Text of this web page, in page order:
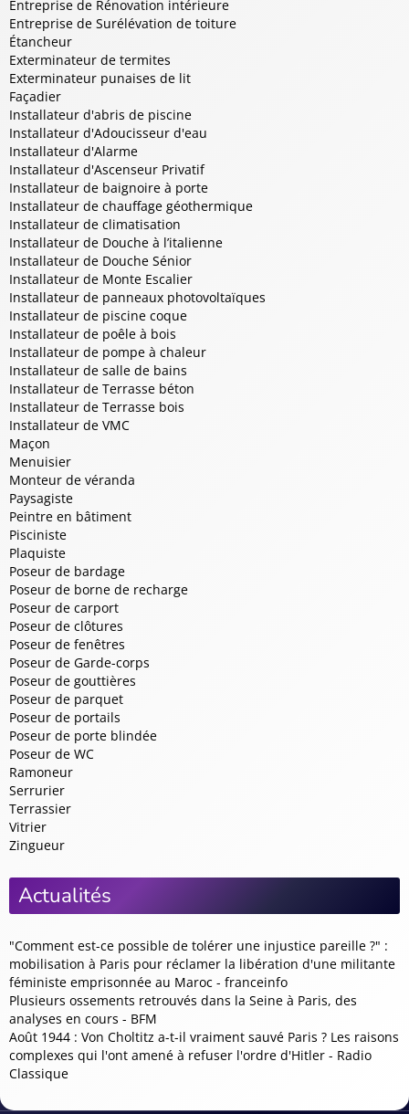
Entreprise de Rénovation intérieure
Entreprise de Surélévation de toiture
Étancheur
Exterminateur de termites
Exterminateur punaises de lit
Façadier
Installateur d'abris de piscine
Installateur d'Adoucisseur d'eau
Installateur d'Alarme
Installateur d'Ascenseur Privatif
Installateur de baignoire à porte
Installateur de chauffage géothermique
Installateur de climatisation
Installateur de Douche à l’italienne
Installateur de Douche Sénior
Installateur de Monte Escalier
Installateur de panneaux photovoltaïques
Installateur de piscine coque
Installateur de poêle à bois
Installateur de pompe à chaleur
Installateur de salle de bains
Installateur de Terrasse béton
Installateur de Terrasse bois
Installateur de VMC
Maçon
Menuisier
Monteur de véranda
Paysagiste
Peintre en bâtiment
Pisciniste
Plaquiste
Poseur de bardage
Poseur de borne de recharge
Poseur de carport
Poseur de clôtures
Poseur de fenêtres
Poseur de Garde-corps
Poseur de gouttières
Poseur de parquet
Poseur de portails
Poseur de porte blindée
Poseur de WC
Ramoneur
Serrurier
Terrassier
Vitrier
Zingueur
Actualités
"Comment est-ce possible de tolérer une injustice pareille ?" :
mobilisation à Paris pour réclamer la libération d'une militante
féministe emprisonnée au Maroc - franceinfo
Plusieurs ossements retrouvés dans la Seine à Paris, des
analyses en cours - BFM
Août 1944 : Von Choltitz a-t-il vraiment sauvé Paris ? Les raisons
complexes qui l'ont amené à refuser l'ordre d'Hitler - Radio
Classique